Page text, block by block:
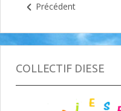
Précédent
COLLECTIF DIESE